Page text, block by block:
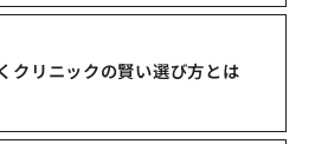
クリニックの賢い選び方とは